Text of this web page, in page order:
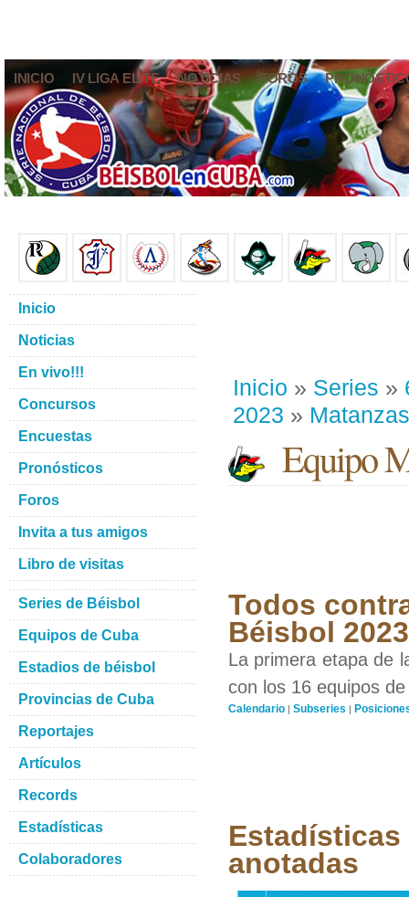
INICIO IV LIGA ELITE NOTICIAS FOROS
Inicio » Series »
2023 » Matanzas
Equipo
Todos
Béisbol 2023
La primera etapa de
con los 16 equipos
Calendario | Subseries |
Estadísticas
anotadas
Inicio
Noticias
En vivo!!!
Concursos
Encuestas
Pronósticos
Foros
Invita a tus amigos
Libro de visitas
Series de Béisbol
Equipos de Cuba
Estadios de béisbol
Provincias de Cuba
Reportajes
Artículos
Records
Estadísticas
Colaboradores